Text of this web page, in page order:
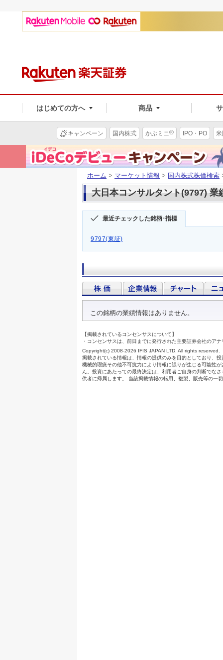
はじめての方へ 商品
キャンペーン 国内株式 かぶミニ® IPO・PO
ホーム > マーケット情報 > 国内株式株価検索
大日本コンサルタント(9797) 業
最近チェックした銘柄･指標
9797(東証)